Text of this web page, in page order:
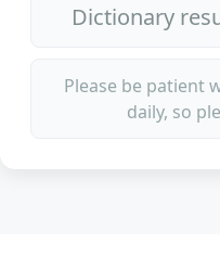
Dictionary
Please be patient
daily, so